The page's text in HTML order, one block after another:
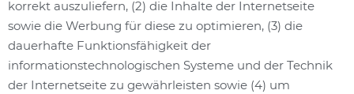
korrekt auszuliefern, (2) die Inhalte der Internetseite
sowie die Werbung für diese zu optimieren, (3) die
dauerhafte Funktionsfähigkeit der
informationstechnologischen Systeme und der Technik
der Internetseite zu gewährleisten sowie (4) um